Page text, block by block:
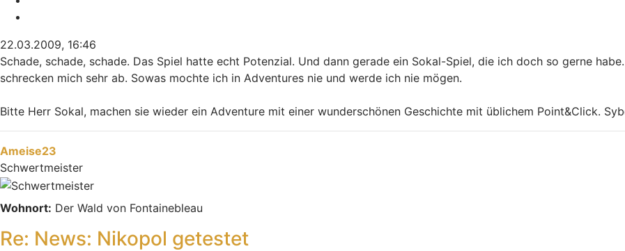
22.03.2009, 16:46
Schade, schade, schade. Das Spiel hatte echt Potenzial. Und dann gerade ein Sokal-Spiel, die ich doch so gerne
schrecken mich sehr ab. Sowas mochte ich in Adventures nie und werde ich nie mögen.
Bitte Herr Sokal, machen sie wieder ein Adventure mit einer wunderschönen Geschichte mit üblichem Point&Click.
Nach oben
Ameise23
Schwertmeister
Wohnort: Der Wald von Fontainebleau
Re: News: Nikopol getestet